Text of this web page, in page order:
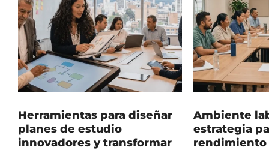
Herramientas para diseñar
planes de estudio
innovadores y transformar
Ambiente
estrategia
rendimiento